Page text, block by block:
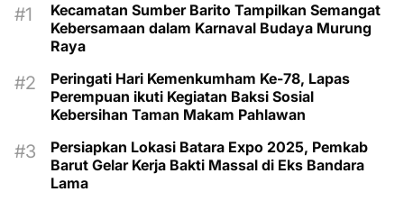
Kecamatan Sumber Barito Tampilkan Semangat
Kebersamaan dalam Karnaval Budaya Murung
Raya
Peringati Hari Kemenkumham Ke-78, Lapas
Perempuan ikuti Kegiatan Baksi Sosial
Kebersihan Taman Makam Pahlawan
Persiapkan Lokasi Batara Expo 2025, Pemkab
Barut Gelar Kerja Bakti Massal di Eks Bandara
Lama